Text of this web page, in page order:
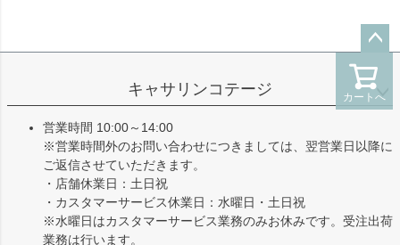
カートへ
ジト
ップ
キャサリンコテージ
営業時間 10:00～14:00
※営業時間外のお問い合わせにつきましては、翌営業日以降に
ご返信させていただきます。
・店舗休業日：土日祝
・カスタマーサービス休業日：水曜日・土日祝
※水曜日はカスタマーサービス業務のみお休みです。受注出荷
業務は行います。